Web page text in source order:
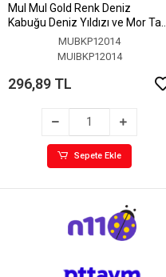
MuI MuI Gold Renk Deniz
Kabuğu Deniz Yıldızı ve Mor Taş
Detaylı KüpeMUBKP12014
MUIBKP12014
296,89 TL
Sepete Ekle